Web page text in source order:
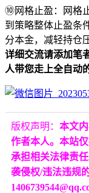
⑩网格止盈：网格
到策略整体止盈条
分本金，减轻持仓
详细交流请添加
人带您走上全自动
版权声明： 本文
作者本人。本站
承担相关法律责
袭侵权/违法违规